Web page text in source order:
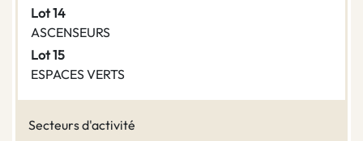
Lot 14
ASCENSEURS
Lot 15
ESPACES VERTS
Secteurs d'activité